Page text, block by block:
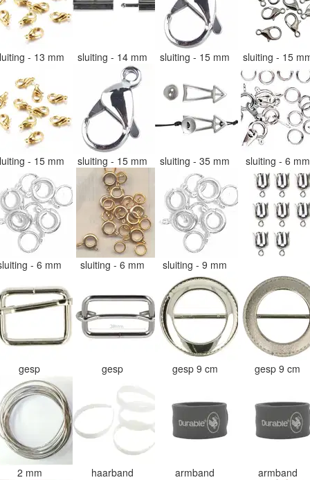
- 13 mm sluiting - 14 mm sluiting - 15 mm sluiting - 15
- 15 mm sluiting - 15 mm sluiting - 35 mm sluiting - 6
- 6 mm sluiting - 6 mm sluiting - 9 mm
gesp gesp gesp 9 cm gesp 9 cm
2 mm haarband armband armband